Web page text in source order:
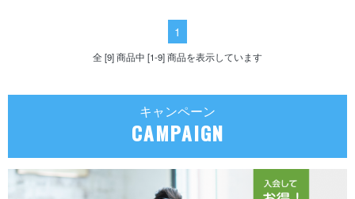
1
全 [9] 商品中 [1-9] 商品を表示しています
キャンペーン
CAMPAIGN